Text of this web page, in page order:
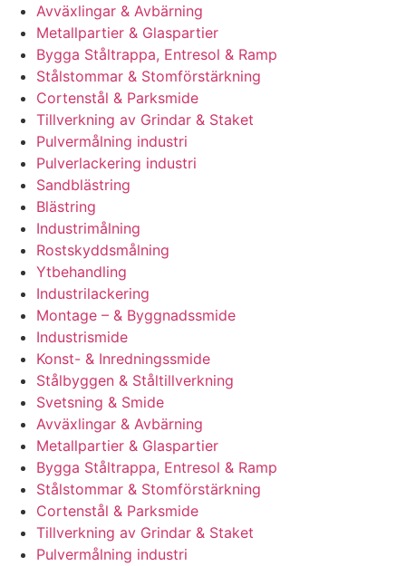
Avväxlingar & Avbärning
Metallpartier & Glaspartier
Bygga Ståltrappa, Entresol & Ramp
Stålstommar & Stomförstärkning
Cortenstål & Parksmide
Tillverkning av Grindar & Staket
Pulvermålning industri
Pulverlackering industri
Sandblästring
Blästring
Industrimålning
Rostskyddsmålning
Ytbehandling
Industrilackering
Montage – & Byggnadssmide
Industrismide
Konst- & Inredningssmide
Stålbyggen & Ståltillverkning
Svetsning & Smide
Avväxlingar & Avbärning
Metallpartier & Glaspartier
Bygga Ståltrappa, Entresol & Ramp
Stålstommar & Stomförstärkning
Cortenstål & Parksmide
Tillverkning av Grindar & Staket
Pulvermålning industri